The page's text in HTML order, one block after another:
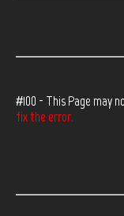
#100 - This Page may
fix the error.